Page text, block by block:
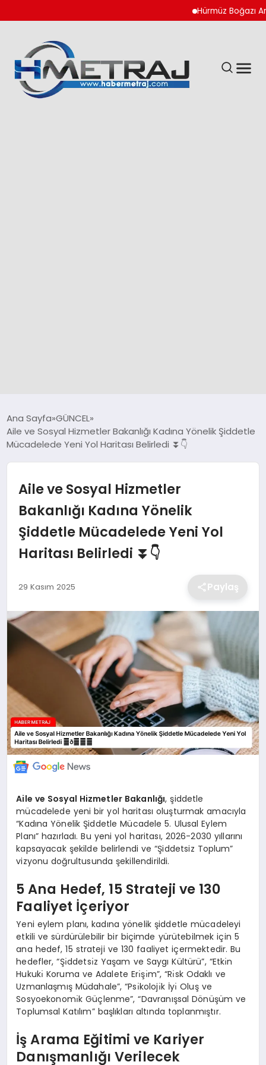
Hürmüz Boğazı
SPOR
DÜNYA
SİYASET
EKONOMİ
MAGAZİN
TEKNOLOJİ
SAĞLIK
EĞİTİM
Ana Sayfa GÜNCEL
Aile ve Sosyal Hizmetler Bakanlığı Kadına Yönelik Şiddetle
Mücadelede Yeni Yol Haritası Belirledi ⏬👇
Aile ve Sosyal Hizmetler
Bakanlığı Kadına Yönelik
Şiddetle Mücadelede Yeni Yol
Haritası Belirledi ⏬👇
29 Kasım 2025 Paylaş
Aile ve Sosyal Hizmetler Bakanlığı, şiddetle
mücadelede yeni bir yol haritası oluşturmak amacıyla
“Kadına Yönelik Şiddetle Mücadele 5. Ulusal Eylem
Planı” hazırladı. Bu yeni yol haritası, 2026-2030 yıllarını
kapsayacak şekilde belirlendi ve “Şiddetsiz Toplum”
vizyonu doğrultusunda şekillendirildi.
5 Ana Hedef, 15 Strateji ve 130
Faaliyet İçeriyor
Yeni eylem planı, kadına yönelik şiddetle mücadeleyi
etkili ve sürdürülebilir bir biçimde yürütebilmek için 5
ana hedef, 15 strateji ve 130 faaliyet içermektedir. Bu
hedefler, “Şı̇ddetsı̇z Yaşam ve Saygı Kültürü”, “Etkı̇n
Hukukı̇ Koruma ve Adalete Erı̇şı̇m”, “Rı̇sk Odaklı ve
Uzmanlaşmış Müdahale”, “Psı̇kolojı̇k İyı̇ Oluş ve
Sosyoekonomı̇k Güçlenme”, “Davranışsal Dönüşüm ve
Toplumsal Katılım” başlıkları altında toplanmıştır.
İş Arama Eğitimi ve Kariyer
Danışmanlığı Verilecek